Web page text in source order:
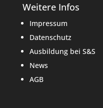
Weitere Infos
Impressum
Datenschutz
Ausbildung bei S&S
News
AGB